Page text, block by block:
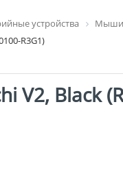
устройства Мыши
R3G1)
V2, Black